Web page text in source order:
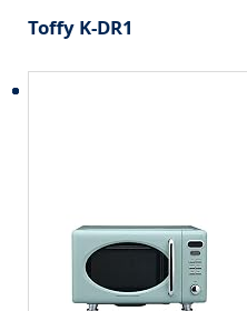
Toffy K-DR1